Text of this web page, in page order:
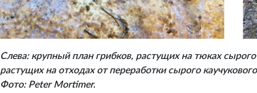
Слева: крупный план грибков, растущих на тюках
растущих на отходах от переработки сырого
Фото: Peter Mortimer.